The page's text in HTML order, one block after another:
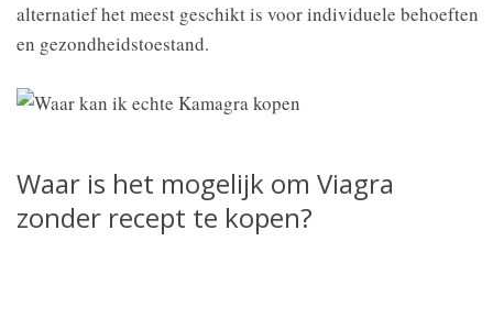
alternatief het meest geschikt is voor individuele behoeften
en gezondheidstoestand.
Waar is het mogelijk om Viagra
zonder recept te kopen?